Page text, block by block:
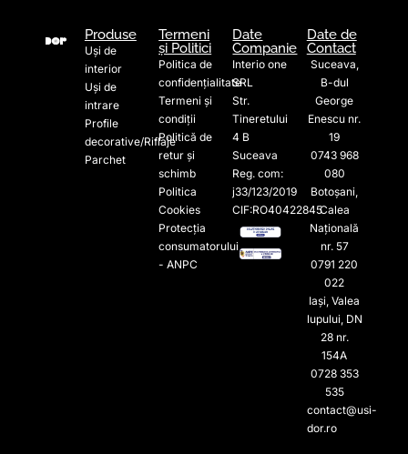
Produse
Uși de
interior
Uși de
intrare
Profile
decorative/Riflaje
Parchet
Termeni
și Politici
Politica de
confidențialitate
Termeni și
condiții
Politică de
retur și
schimb
Politica
Cookies
Protecția
consumatorului
- ANPC
Date
Companie
Interio one
SRL
Str.
Tineretului
4 B
Suceava
Reg. com:
j33/123/2019
CIF:RO40422845
Date de
Contact
Suceava,
B-dul
George
Enescu nr.
19
0743 968
080
Botoșani,
Calea
Națională
nr. 57
0791 220
022​
Iași, Valea
lupului, DN
28 nr.
154A
0728 353
535​
contact@usi-
dor.ro